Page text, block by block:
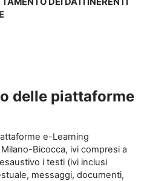
delle piattaforme
e-Learning
Bicocca, ivi compresi a
i testi (ivi inclusi
messaggi, documenti,